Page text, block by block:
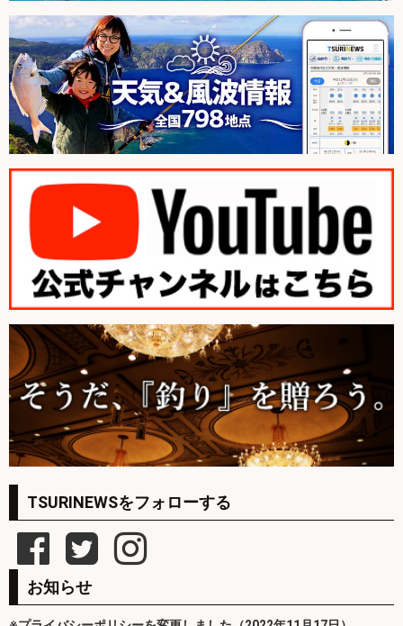
TSURINEWSをフォローする
お知らせ